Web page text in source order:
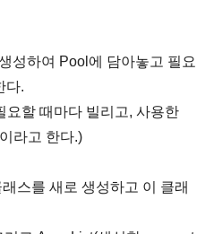
성하여 Pool에 담아놓고 필요
다.
요할 때마다 빌리고, 사용한
라고 한다.)
래스를 새로 생성하고 이 클래